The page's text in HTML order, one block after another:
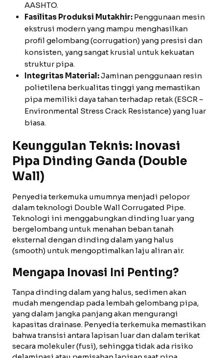
AASHTO.
Fasilitas Produksi Mutakhir: Penggunaan mesin
ekstrusi modern yang mampu menghasilkan
profil gelombang (corrugation) yang presisi dan
konsisten, yang sangat krusial untuk kekuatan
struktur pipa.
Integritas Material:Jaminan penggunaan resin
polietilena berkualitas tinggi yang memastikan
pipa memiliki daya tahan terhadap retak (ESCR –
Environmental Stress Crack Resistance) yang luar
biasa.
Keunggulan Teknis: Inovasi
Pipa Dinding Ganda (Double
Wall)
Penyedia terkemuka umumnya menjadi pelopor
dalam teknologi Double Wall Corrugated Pipe.
Teknologi ini menggabungkan dinding luar yang
bergelombang untuk menahan beban tanah
eksternal dengan dinding dalam yang halus
(smooth) untuk mengoptimalkan laju aliran air.
Mengapa Inovasi Ini Penting?
Tanpa dinding dalam yang halus, sedimen akan
mudah mengendap pada lembah gelombang pipa,
yang dalam jangka panjang akan mengurangi
kapasitas drainase. Penyedia terkemuka memastikan
bahwa transisi antara lapisan luar dan dalam terikat
secara molekuler (fusi), sehingga tidak ada risiko